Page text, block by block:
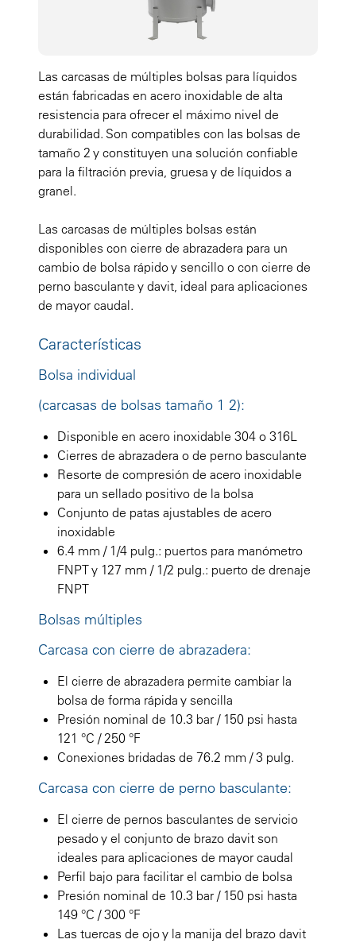
Las carcasas de múltiples bolsas para líquidos
están fabricadas en acero inoxidable de alta
resistencia para ofrecer el máximo nivel de
durabilidad. Son compatibles con las bolsas de
tamaño 2 y constituyen una solución confiable
para la filtración previa, gruesa y de líquidos a
granel.
Las carcasas de múltiples bolsas están
disponibles con cierre de abrazadera para un
cambio de bolsa rápido y sencillo o con cierre de
perno basculante y davit, ideal para aplicaciones
de mayor caudal.
Características
Bolsa individual
(carcasas de bolsas tamaño 1 2):
Disponible en acero inoxidable 304 o 316L
Cierres de abrazadera o de perno basculante
Resorte de compresión de acero inoxidable
para un sellado positivo de la bolsa
Conjunto de patas ajustables de acero
inoxidable
6.4 mm / 1/4 pulg.: puertos para manómetro
FNPT y 127 mm / 1/2 pulg.: puerto de drenaje
FNPT
Bolsas múltiples
Carcasa con cierre de abrazadera:
El cierre de abrazadera permite cambiar la
bolsa de forma rápida y sencilla
Presión nominal de 10.3 bar / 150 psi hasta
121 °C / 250 °F
Conexiones bridadas de 76.2 mm / 3 pulg.
Carcasa con cierre de perno basculante:
El cierre de pernos basculantes de servicio
pesado y el conjunto de brazo davit son
ideales para aplicaciones de mayor caudal
Perfil bajo para facilitar el cambio de bolsa
Presión nominal de 10.3 bar / 150 psi hasta
149 °C / 300 °F
Las tuercas de ojo y la manija del brazo davit